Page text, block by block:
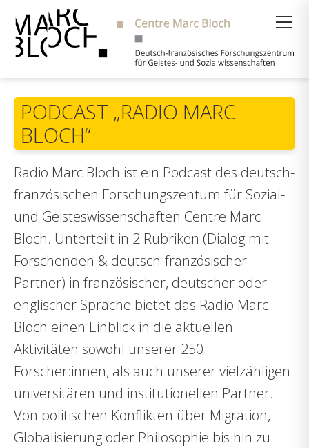
PODCAST „RADIO MARC
BLOCH“
Radio Marc Bloch ist ein Podcast des deutsch-
französischen Forschungszentum für Sozial-
und Geisteswissenschaften Centre Marc
Bloch. Unterteilt in 2 Rubriken (Dialog mit
Forschenden & deutsch-französischer
Partner) in französischer, deutscher oder
englischer Sprache bietet das Radio Marc
Bloch einen Einblick in die aktuellen
Aktivitäten sowohl unserer 250
Forscher:innen, als auch unserer vielzähligen
universitären und institutionellen Partner.
Von politischen Konflikten über Migration,
Globalisierung oder Philosophie bis hin zu